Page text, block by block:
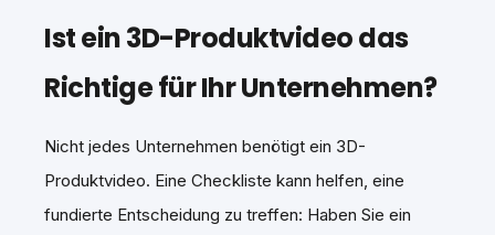
Ist ein 3D-Produktvideo das
Richtige für Ihr Unternehmen?
Nicht jedes Unternehmen benötigt ein 3D-
Produktvideo. Eine Checkliste kann helfen, eine
fundierte Entscheidung zu treffen: Haben Sie ein